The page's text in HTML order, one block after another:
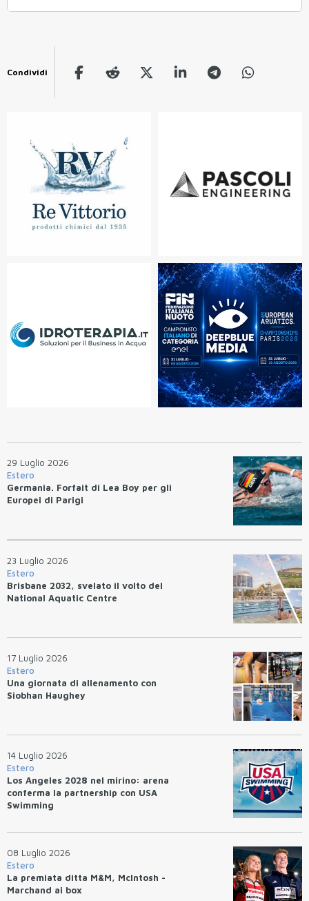
Condividi
29 Luglio 2026
Estero
Germania. Forfait di Lea Boy per gli
Europei di Parigi
23 Luglio 2026
Estero
Brisbane 2032, svelato il volto del
National Aquatic Centre
17 Luglio 2026
Estero
Una giornata di allenamento con
Siobhan Haughey
14 Luglio 2026
Estero
Los Angeles 2028 nel mirino: arena
conferma la partnership con USA
Swimming
08 Luglio 2026
Estero
La premiata ditta M&M, McIntosh -
Marchand ai box